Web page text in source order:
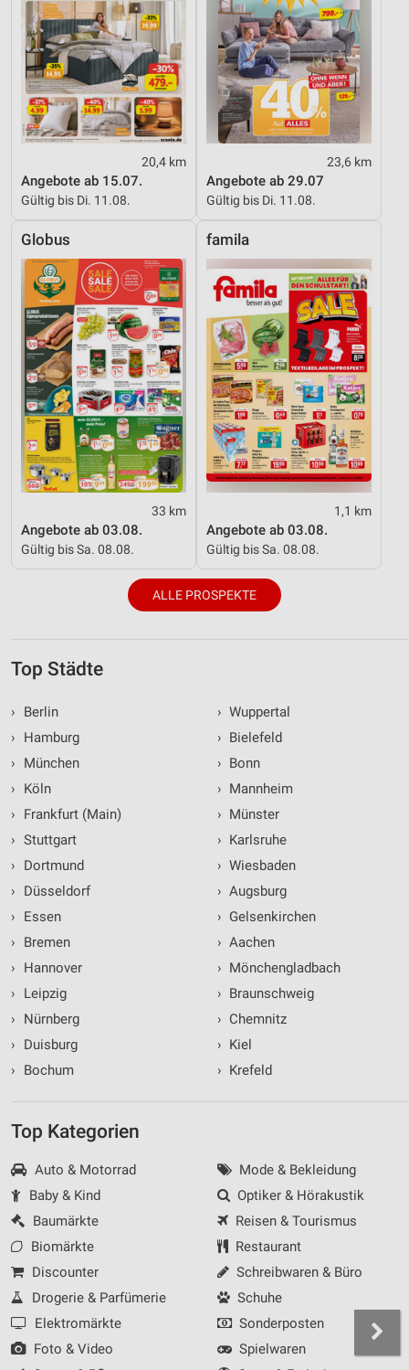
20,4 km
Angebote ab 15.07.
Gültig bis Di. 11.08.
23,6 km
Angebote ab 29.07
Gültig bis Di. 11.08.
Globus
33 km
Angebote ab 03.08.
Gültig bis Sa. 08.08.
famila
1,1 km
Angebote ab 03.08.
Gültig bis Sa. 08.08.
ALLE PROSPEKTE
Top Städte
›
Berlin
›
Hamburg
›
München
›
Köln
›
Frankfurt (Main)
› Stuttgart
›
Dortmund
›
Düsseldorf
›
Essen
›
Bremen
›
Hannover
›
Leipzig
›
Nürnberg
›
Duisburg
›
Bochum
› Wuppertal
› Bielefeld
› Bonn
› Mannheim
› Münster
› Karlsruhe
› Wiesbaden
› Augsburg
› Gelsenkirchen
› Aachen
› Mönchengladbach
› Braunschweig
› Chemnitz
› Kiel
› Krefeld
Top Kategorien
Auto & Motorrad
Baby & Kind
Baumärkte
Biomärkte
Discounter
Drogerie & Parfümerie
Elektromärkte
Foto & Video
Mode & Bekleidung
Optiker & Hörakustik
Reisen & Tourismus
Restaurant
Schreibwaren & Büro
Schuhe
Sonderposten
Spielwaren